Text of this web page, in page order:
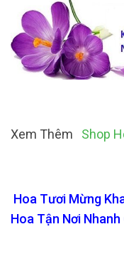
Xem Thêm Shop
Hoa Tươi Mừng
Hoa Tận Nơi